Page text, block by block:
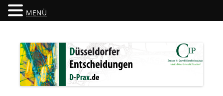
Düsseldorfer Entscheidungen
MENÜ